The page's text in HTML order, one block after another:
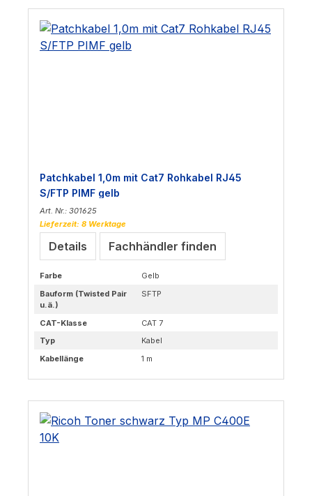
Patchkabel 1,0m mit Cat7 Rohkabel RJ45
S/FTP PIMF gelb
Art. Nr.: 301625
Lieferzeit: 8 Werktage
Details Fachhändler finden
Farbe
Gelb
Bauform (Twisted Pair
u.ä.)
SFTP
CAT-Klasse
CAT 7
Typ
Kabel
Kabellänge
1 m